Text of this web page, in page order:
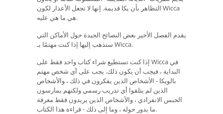
التظاهر بأن يكا قديمة. إنها لا تجعل الأعذار لكون Wicca
هي ما هي عليه.
يقدم الفصل الأخير بعض النصائح الجيدة حول الأماكن التي
ستذهب إليها إذا كنت مهتمًا بـ Wicca.
إذا كنت تستطيع شراء كتاب واحد فقط على Wicca في
البداية ، فيجب أن يكون ذلك. يجب على أي شخص مهتم
بالويكا - الأشخاص الذين يفكرون في ذلك ، والأشخاص
الذين لم يتلقوا أي تدريب رسمي ولكنهم يمارسون
الحبس الانفرادي ، والأشخاص الذين يريدون فقط معرفة
ما يدور حوله ، وما إلى ذلك - قراءة هذا الكتاب.